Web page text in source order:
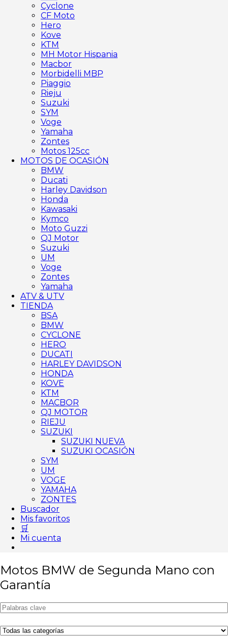
Cyclone
CF Moto
Hero
Kove
KTM
MH Motor Hispania
Macbor
Morbidelli MBP
Piaggio
Rieju
Suzuki
SYM
Voge
Yamaha
Zontes
Motos 125cc
MOTOS DE OCASIÓN
BMW
Ducati
Harley Davidson
Honda
Kawasaki
Kymco
Moto Guzzi
QJ Motor
Suzuki
UM
Voge
Zontes
Yamaha
ATV & UTV
TIENDA
BSA
BMW
CYCLONE
HERO
DUCATI
HARLEY DAVIDSON
HONDA
KOVE
KTM
MACBOR
QJ MOTOR
RIEJU
SUZUKI
SUZUKI NUEVA
SUZUKI OCASIÓN
SYM
UM
VOGE
YAMAHA
ZONTES
Buscador
Mis favoritos
🛒
Mi cuenta
Motos BMW de Segunda Mano con
Garantía